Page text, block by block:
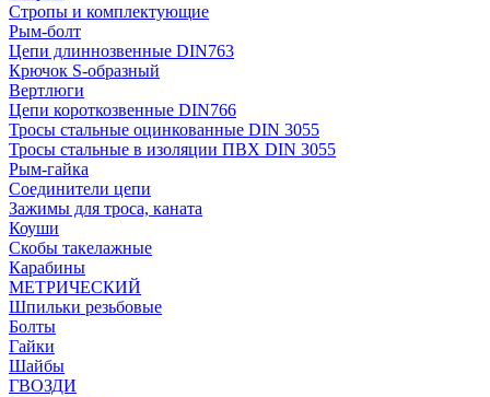
Стропы и комплектующие
Рым-болт
Цепи длиннозвенные DIN763
Крючок S-образный
Вертлюги
Цепи короткозвенные DIN766
Тросы стальные оцинкованные DIN 3055
Тросы стальные в изоляции ПВХ DIN 3055
Рым-гайка
Соединители цепи
Зажимы для троса, каната
Коуши
Скобы такелажные
Карабины
МЕТРИЧЕСКИЙ
Шпильки резьбовые
Болты
Гайки
Шайбы
ГВОЗДИ